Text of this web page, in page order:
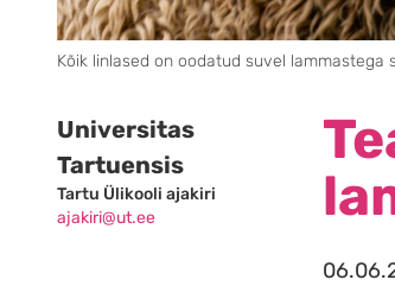
Kõik linlased on oodatud suvel
Universitas
Tartuensis
Tartu Ülikooli ajakiri
ajakiri@ut.ee